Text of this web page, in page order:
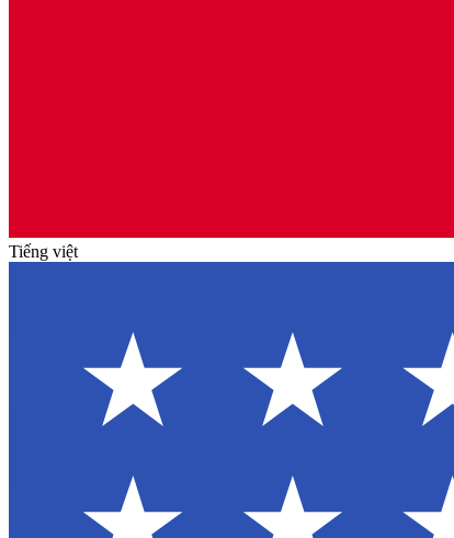
Tiếng việt